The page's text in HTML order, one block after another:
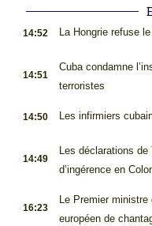
14:52 La Hongrie refuse
14:51
Cuba condamne
terroristes
14:50 Les infirmiers
14:49
Les déclarations de
d’ingérence en
16:23
Le Premier
européen de